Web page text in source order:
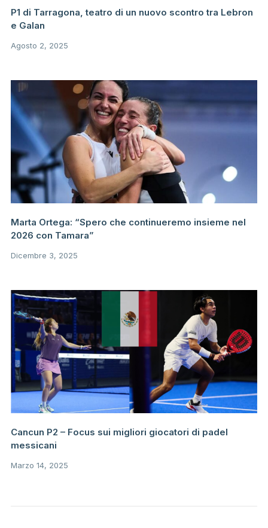
P1 di Tarragona, teatro di un nuovo scontro tra Lebron
e Galan
Agosto 2, 2025
Marta Ortega: “Spero che continueremo insieme nel
2026 con Tamara”
Dicembre 3, 2025
Cancun P2 – Focus sui migliori giocatori di padel
messicani
Marzo 14, 2025